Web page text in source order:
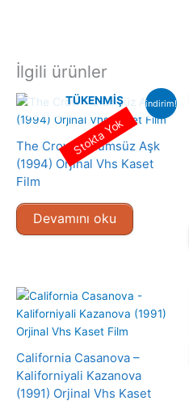
İlgili ürünler
indirim!
TÜKENMIŞ
The Crow – Ölümsüz Aşk
(1994) Orjinal Vhs Kaset
Film
Devamını oku
Stokta Yok
California Casanova –
Kaliforniyali Kazanova
(1991) Orjinal Vhs Kaset